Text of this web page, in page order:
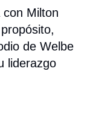
con Milton
de Welbe
liderazgo